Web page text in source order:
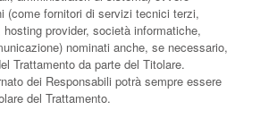
(come fornitori di servizi tecnici terzi,
provider, società informatiche,
nominati anche, se necessario,
Trattamento da parte del Titolare.
dei Responsabili potrà sempre essere
del Trattamento.